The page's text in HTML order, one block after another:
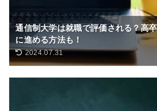
通信制大学は就職で評価される？高
に進める方法も！
2024.07.31